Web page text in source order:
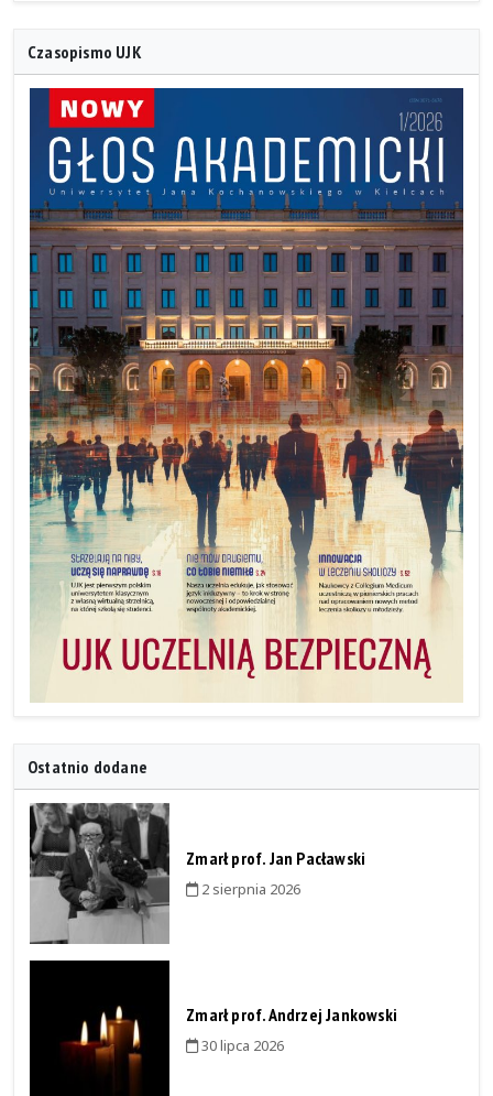
Czasopismo UJK
Ostatnio dodane
Zmarł prof. Jan Pacławski
2 sierpnia 2026
Zmarł prof. Andrzej Jankowski
30 lipca 2026